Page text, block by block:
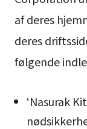
af deres
deres
følgende
‘Nasurak